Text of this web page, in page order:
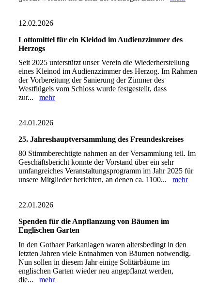
12.02.2026
Lottomittel für ein Kleidod im Audienzzimmer des
Herzogs
Seit 2025 unterstützt unser Verein die Wiederherstellung
eines Kleinod im Audienzzimmer des Herzog. Im Rahmen
der Vorbereitung der Sanierung der Zimmer des
Westflügels vom Schloss wurde festgestellt, dass
zur... mehr
24.01.2026
25. Jahreshauptversammlung des Freundeskreises
80 Stimmberechtigte nahmen an der Versammlung teil. Im
Geschäftsbericht konnte der Vorstand über ein sehr
umfangreiches Veranstaltungsprogramm im Jahr 2025 für
unsere Mitglieder berichten, an denen ca. 1100... mehr
22.01.2026
Spenden für die Anpflanzung von Bäumen im
Englischen Garten
In den Gothaer Parkanlagen waren altersbedingt in den
letzten Jahren viele Entnahmen von Bäumen notwendig.
Nun sollen in diesem Jahr einige Solitärbäume im
englischen Garten wieder neu angepflanzt werden,
die... mehr